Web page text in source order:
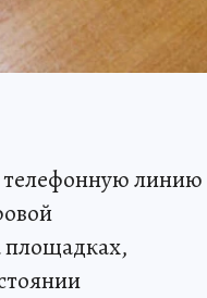
телефонную линию
площадках,